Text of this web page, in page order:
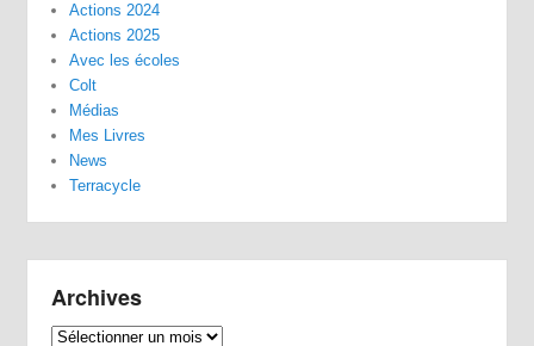
Actions 2024
Actions 2025
Avec les écoles
Colt
Médias
Mes Livres
News
Terracycle
Archives
Archives